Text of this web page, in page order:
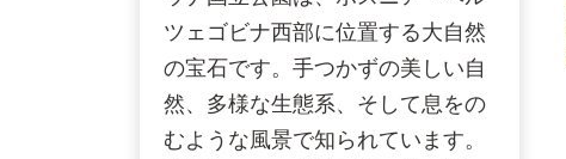
ツェゴビナ西部に位置する大自然
の宝石です。手つかずの美しい自
然、多様な生態系、そして息をの
むような風景で知られています。